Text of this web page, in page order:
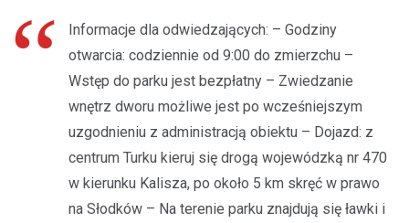
Informacje dla odwiedzających: – Godziny
otwarcia: codziennie od 9:00 do zmierzchu –
Wstęp do parku jest bezpłatny – Zwiedzanie
wnętrz dworu możliwe jest po wcześniejszym
uzgodnieniu z administracją obiektu – Dojazd: z
centrum Turku kieruj się drogą wojewódzką nr 470
w kierunku Kalisza, po około 5 km skręć w prawo
na Słodków – Na terenie parku znajdują się ławki i